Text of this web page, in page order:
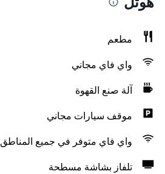
مطعم
واي فاي مجاني
آلة صنع القهوة
موقف سيارات مجاني
واي فاي متوفر في جميع المناطق
تلفاز بشاشة مسطحة